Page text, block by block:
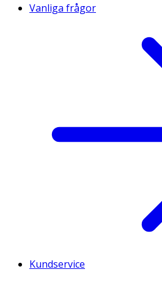
Vanliga frågor
Kundservice